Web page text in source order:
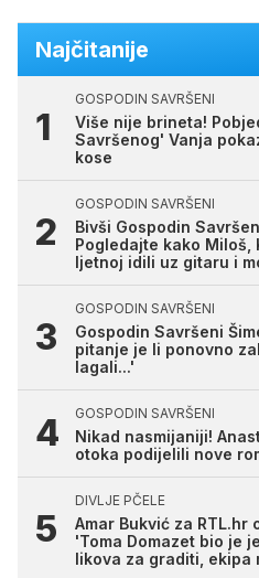
Najčitanije
GOSPODIN SAVRŠENI
Više nije brineta!
Savršenog' Vanja
kose
GOSPODIN SAVRŠENI
Bivši Gospodin
Pogledajte kako Miloš,
ljetnoj idili uz gitaru i
GOSPODIN SAVRŠENI
Gospodin Savršeni
pitanje je li ponovno
lagali...'
GOSPODIN SAVRŠENI
Nikad nasmijaniji!
otoka podijelili nove
DIVLJE PČELE
Amar Bukvić za RTL.hr
'Toma Domazet bio je
likova za graditi, ekipa